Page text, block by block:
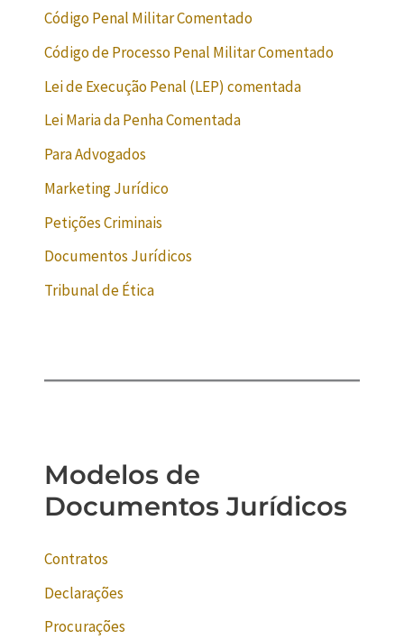
Código Penal Militar Comentado
Código de Processo Penal Militar Comentado
Lei de Execução Penal (LEP) comentada
Lei Maria da Penha Comentada
Para Advogados
Marketing Jurídico
Petições Criminais
Documentos Jurídicos
Tribunal de Ética
Modelos de
Documentos Jurídicos
Contratos
Declarações
Procurações